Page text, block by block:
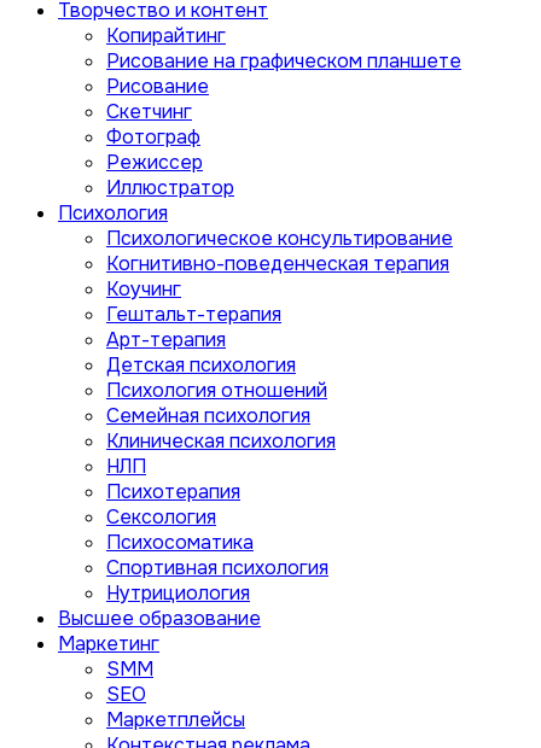
Творчество и контент
Копирайтинг
Рисование на графическом планшете
Рисование
Скетчинг
Фотограф
Режиссер
Иллюстратор
Психология
Психологическое консультирование
Когнитивно-поведенческая терапия
Коучинг
Гештальт-терапия
Арт-терапия
Детская психология
Психология отношений
Семейная психология
Клиническая психология
НЛП
Психотерапия
Сексология
Психосоматика
Спортивная психология
Нутрициология
Высшее образование
Маркетинг
SMM
SEO
Маркетплейсы